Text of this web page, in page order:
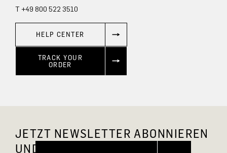
T +49 800 522 3510
HELP CENTER
TRACK YOUR
ORDER
JETZT NEWSLETTER ABONNIEREN
UND 10 % RABATT SICHERN.